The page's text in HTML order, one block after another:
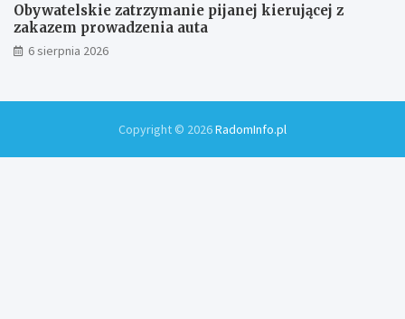
Obywatelskie zatrzymanie pijanej kierującej z
zakazem prowadzenia auta
6 sierpnia 2026
Copyright © 2026RadomInfo.pl